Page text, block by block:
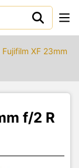
XF 23mm
f/2 R